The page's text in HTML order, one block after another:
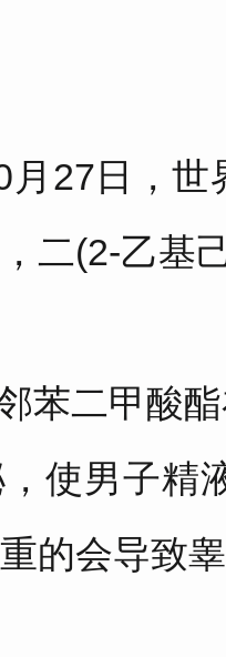
月27日，世
二(2-乙基
二甲酸酯
使男子精
的会导致